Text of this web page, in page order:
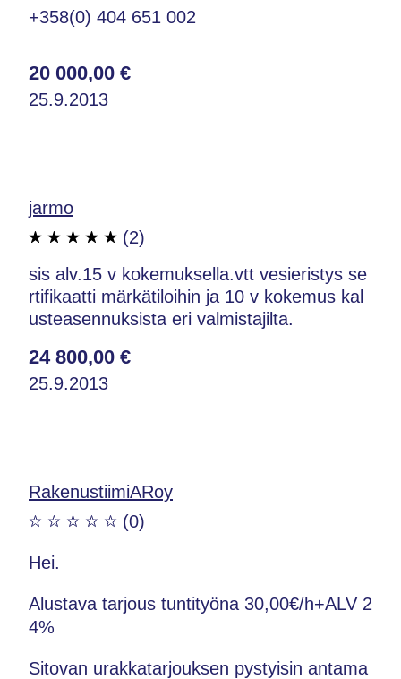
+358(0) 404 651 002
20 000,00 €
25.9.2013
jarmo
(2)
sis alv.15 v kokemuksella.vtt vesieristys se
rtifikaatti märkätiloihin ja 10 v kokemus kal
usteasennuksista eri valmistajilta.
24 800,00 €
25.9.2013
RakenustiimiARoy
(0)
Hei.
Alustava tarjous tuntityöna 30,00€/h+ALV 2
4%
Sitovan urakkatarjouksen pystyisin antama